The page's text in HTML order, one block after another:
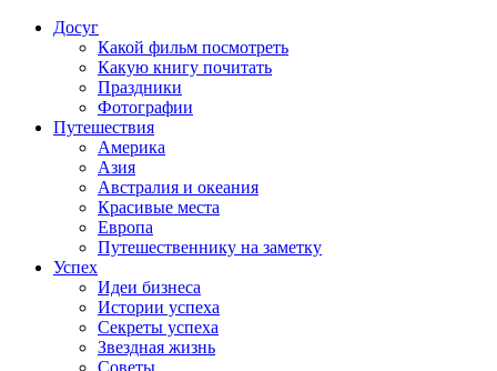
Досуг
Какой фильм посмотреть
Какую книгу почитать
Праздники
Фотографии
Путешествия
Америка
Азия
Австралия и океания
Красивые места
Европа
Путешественнику на заметку
Успех
Идеи бизнеса
Истории успеха
Секреты успеха
Звездная жизнь
Советы